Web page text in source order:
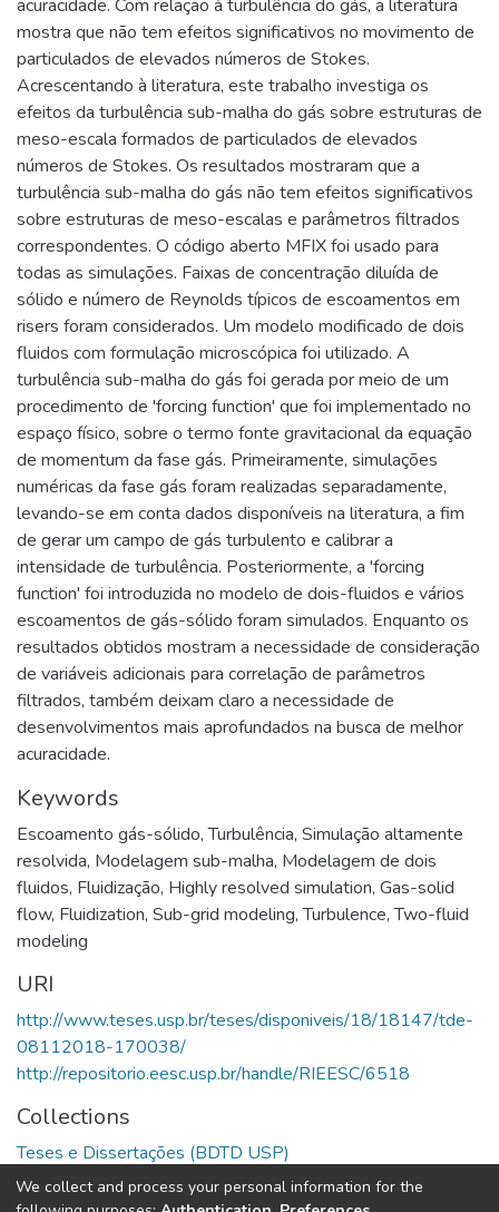
acuracidade. Com relação à turbulência do gás, a literatura
mostra que não tem efeitos significativos no movimento de
particulados de elevados números de Stokes.
Acrescentando à literatura, este trabalho investiga os
efeitos da turbulência sub-malha do gás sobre estruturas de
meso-escala formados de particulados de elevados
números de Stokes. Os resultados mostraram que a
turbulência sub-malha do gás não tem efeitos significativos
sobre estruturas de meso-escalas e parâmetros filtrados
correspondentes. O código aberto MFIX foi usado para
todas as simulações. Faixas de concentração diluída de
sólido e número de Reynolds típicos de escoamentos em
risers foram considerados. Um modelo modificado de dois
fluidos com formulação microscópica foi utilizado. A
turbulência sub-malha do gás foi gerada por meio de um
procedimento de 'forcing function' que foi implementado no
espaço físico, sobre o termo fonte gravitacional da equação
de momentum da fase gás. Primeiramente, simulações
numéricas da fase gás foram realizadas separadamente,
levando-se em conta dados disponíveis na literatura, a fim
de gerar um campo de gás turbulento e calibrar a
intensidade de turbulência. Posteriormente, a 'forcing
function' foi introduzida no modelo de dois-fluidos e vários
escoamentos de gás-sólido foram simulados. Enquanto os
resultados obtidos mostram a necessidade de consideração
de variáveis adicionais para correlação de parâmetros
filtrados, também deixam claro a necessidade de
desenvolvimentos mais aprofundados na busca de melhor
acuracidade.
Keywords
Escoamento gás-sólido,Turbulência, Simulação altamente
resolvida, Modelagem sub-malha, Modelagem de dois
fluidos, Fluidização, Highly resolved simulation, Gas-solid
flow, Fluidization, Sub-grid modeling,Turbulence,Two-fluid
modeling
URI
http://www.teses.usp.br/teses/disponiveis/18/18147/tde-
08112018-170038/
http://repositorio.eesc.usp.br/handle/RIEESC/6518
Collections
Teses e Dissertações (BDTD USP)
Full item page
We collect and process your personal information for the